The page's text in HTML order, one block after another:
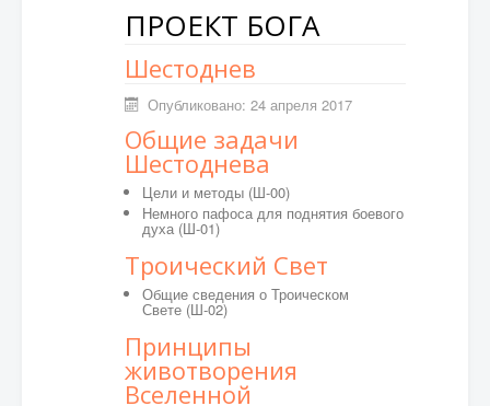
ПРОЕКТ БОГА
Шестоднев
Опубликовано: 24 апреля 2017
Общие задачи
Шестоднева
Цели и методы (Ш-00)
Немного пафоса для поднятия боевого
духа (Ш-01)
Троический Свет
Общие сведения о Троическом
Свете (Ш-02)
Принципы
животворения
Вселенной